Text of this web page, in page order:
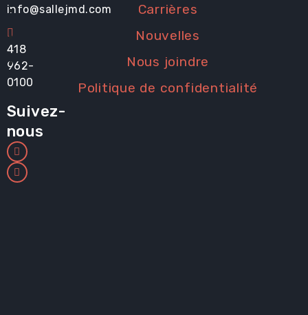
info@sallejmd.com
418
962-
0100
Suivez-
nous
Carrières
Nouvelles
Nous joindre
Politique de confidentialité